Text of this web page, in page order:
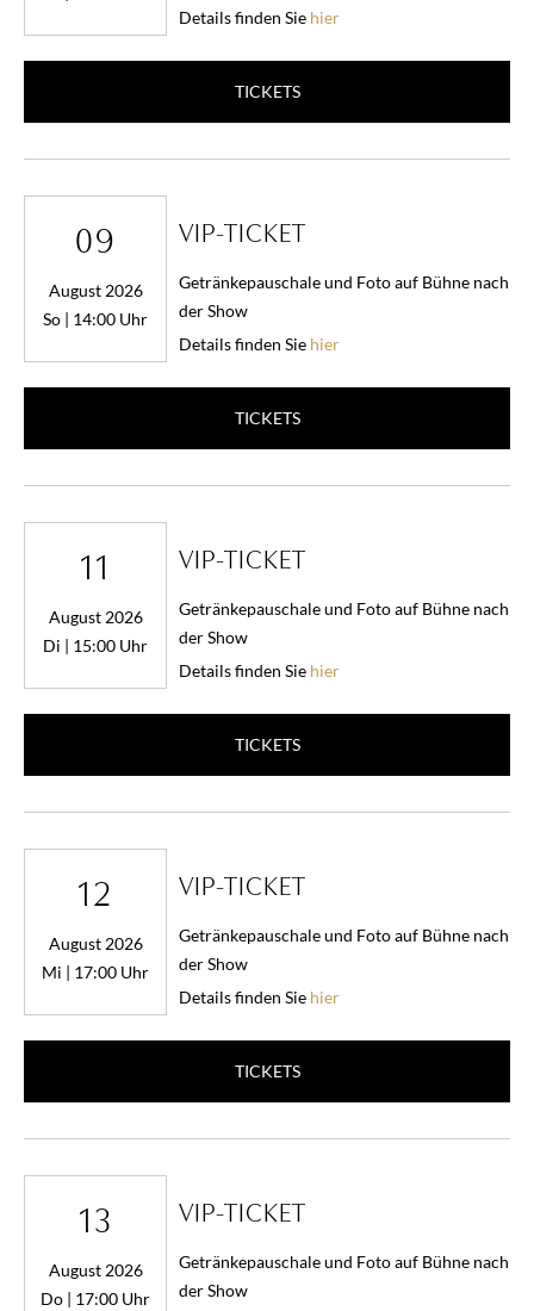
Details finden Sie hier
TICKETS
09
August 2026
So | 14:00 Uhr
VIP-TICKET
Getränkepauschale und Foto auf Bühne nach
der Show
Details finden Sie hier
TICKETS
11
August 2026
Di | 15:00 Uhr
VIP-TICKET
Getränkepauschale und Foto auf Bühne nach
der Show
Details finden Sie hier
TICKETS
12
August 2026
Mi | 17:00 Uhr
VIP-TICKET
Getränkepauschale und Foto auf Bühne nach
der Show
Details finden Sie hier
TICKETS
13
August 2026
Do | 17:00 Uhr
VIP-TICKET
Getränkepauschale und Foto auf Bühne nach
der Show